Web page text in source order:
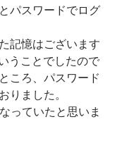
パスワードでログ
記憶はございます
うことでしたので
ころ、パスワード
りました。
っていたと思いま